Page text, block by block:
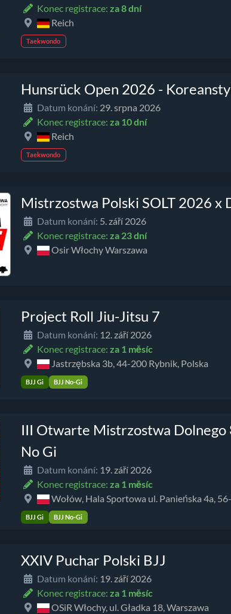
Konec registrace: za 8 dní
Reich
Taekwondo
Hunsrück Open 2026 -
Datum konání: 29. srpna 2026
Konec registrace: za 10 dní
Reich
Taekwondo
Mistrzostwa Polski SOLT 2026 x
Datum konání: 5. září 2026
Konec registrace: za 23 dní
Osir Włochy Warszawa
Project Roll Jiu-Jitsu 7
Datum konání: 12. září 2026
Konec registrace: za 1 měsíc
Jastrzębska 3b, 44-200 Rybnik, Polska
BJJ Gi BJJ No-Gi
III Otwarte Mistrzostwa Dolnego
No Gi
Datum konání: 19. září 2026
Konec registrace: za 1 měsíc
Wołów, Hala Sportowa ul. Panieńska 4a,
BJJ Gi BJJ No-Gi
XXIV Puchar Polski BJJ
Datum konání: 19. září 2026
Konec registrace: za 1 měsíc
OSiR Włochy, ul. Gładka 18, Warszawa